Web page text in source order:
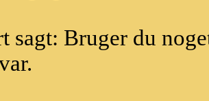
sagt: Bruger du